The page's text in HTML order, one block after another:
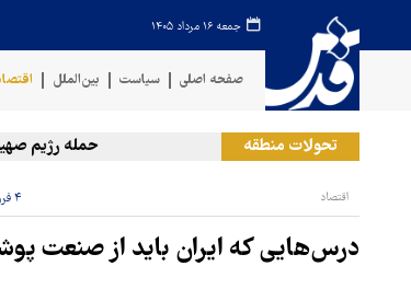
جمعه ۱۶ مرداد ۱۴۰۵
صفحه اصلی سیاست بین‌الملل
تحولات منطقه حمله رژیم
اقتصاد ۴ فروردین ۱۴۰۳ - ۰۸:۲۶
درس‌هایی که ایران باید از صنعت